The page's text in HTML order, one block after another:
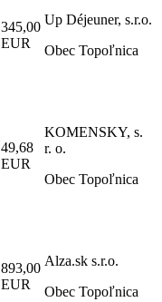
345,00
EUR
Up Déjeuner, s.r.o.
Obec Topoľnica
49,68
EUR
KOMENSKY, s.
r. o.
Obec Topoľnica
893,00
EUR
Alza.sk s.r.o.
Obec Topoľnica